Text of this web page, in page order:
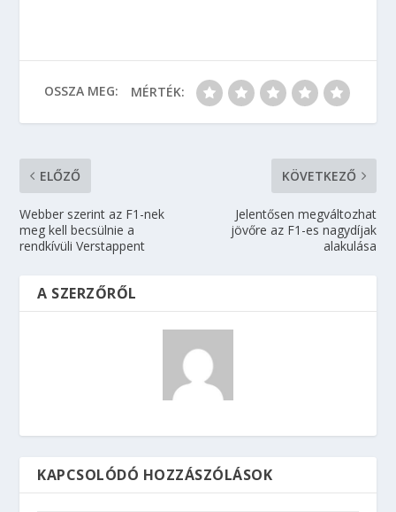
OSSZA MEG: MÉRTÉK:
ELŐZŐ
Webber szerint az F1-nek
meg kell becsülnie a
rendkívüli Verstappent
KÖVETKEZŐ
Jelentősen megváltozhat
jövőre az F1-es nagydíjak
alakulása
A SZERZŐRŐL
KAPCSOLÓDÓ HOZZÁSZÓLÁSOK